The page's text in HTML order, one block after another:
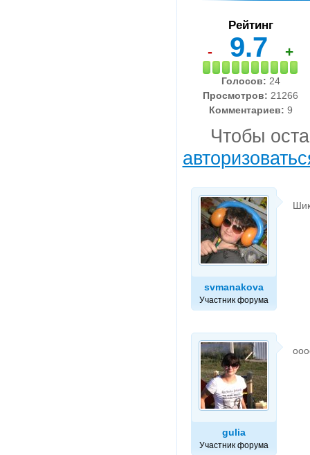
Рейтинг
- 9.7 +
Голосов: 24
Просмотров: 21266
Комментариев: 9
Чтобы
svmanakova
Участник форума
gulia
Участник форума